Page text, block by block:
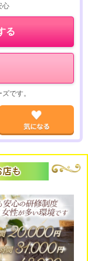
ができますので、
、一度ご連絡くださ
心
る
です。